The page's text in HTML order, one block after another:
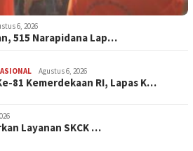
6, 2026
515 Narapidana Lap…
Agustus 6, 2026
81 Kemerdekaan RI, Lapas K…
Layanan SKCK …